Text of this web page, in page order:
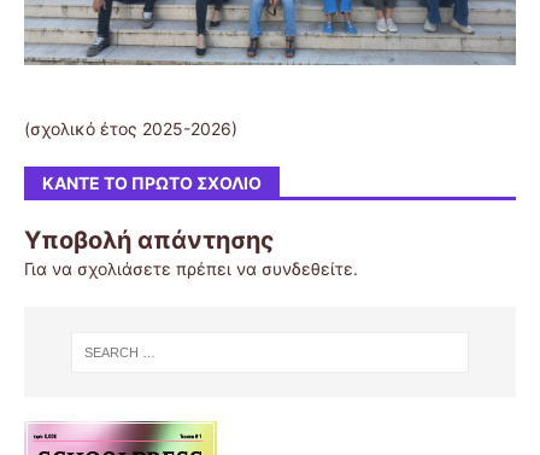
(σχολικό έτος 2025-2026)
ΚΆΝΤΕ ΤΟ ΠΡΏΤΟ ΣΧΌΛΙΟ
Υποβολή απάντησης
Για να σχολιάσετε πρέπει να συνδεθείτε.